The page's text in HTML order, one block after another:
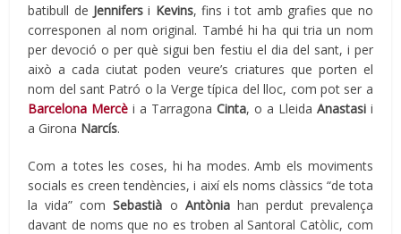
batibull de Jennifers i Kevins, fins i tot amb grafies que no
corresponen al nom original. També hi ha qui tria un nom
per devoció o per què sigui ben festiu el dia del sant, i per
això a cada ciutat poden veure’s criatures que porten el
nom del sant Patró o la Verge típica del lloc, com pot ser a
Barcelona Mercè i a TarragonaCinta, o a Lleida Anastasii
a Girona Narcís.
Com a totes les coses, hi ha modes. Amb els moviments
socials es creen tendències, i així els noms clàssics “de tota
la vida” comSebastià o Antòniahan perdut prevalença
davant de noms que no es troben al Santoral Catòlic, com